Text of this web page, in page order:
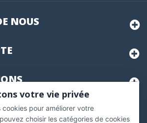
NOUS
par la Société des Avis Garantis,
votre vie privée
cookies pour améliorer votre
choisir les catégories de cookies